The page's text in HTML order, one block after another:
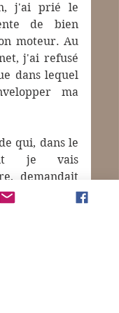
j'ai prié le
de bien
moteur. Au
j'ai refusé
dans lequel
ma
qui, dans le
je vais
demandait
fille soit